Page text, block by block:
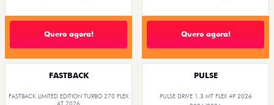
Quero agora! Quero agora!
FASTBACK
FASTBACK LIMITED EDITION TURBO 270 FLEX
AT 2026
PULSE
PULSE DRIVE 1.3 MT FLEX 4P 2026